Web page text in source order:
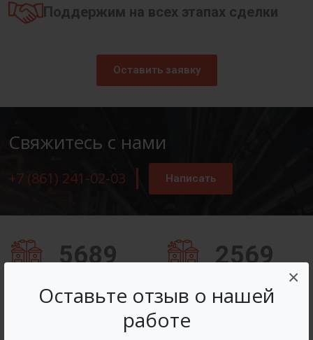
Оставьте отзыв о нашей
работе
×
Поддержим на всех этапах сделки
Оставить заявку
Свяжитесь с нами
+7 (861) 241-02-03 Написать
5689 2569